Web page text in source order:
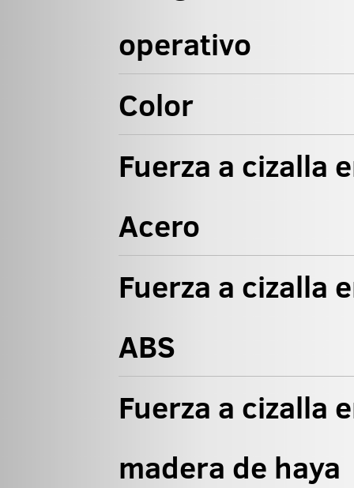
operativo
Color
Fuerza a cizalla
Acero
Fuerza a cizalla
ABS
Fuerza a cizalla
madera de haya